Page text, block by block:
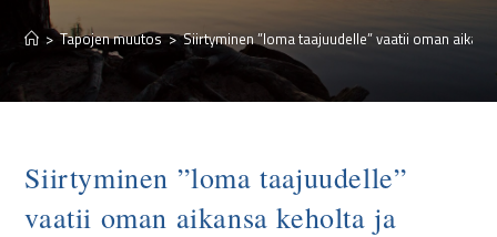
> Tapojen muutos > Siirtyminen ”loma taajuudelle” vaatii oman
Siirtyminen ”loma taajuudelle”
vaatii oman aikansa keholta ja